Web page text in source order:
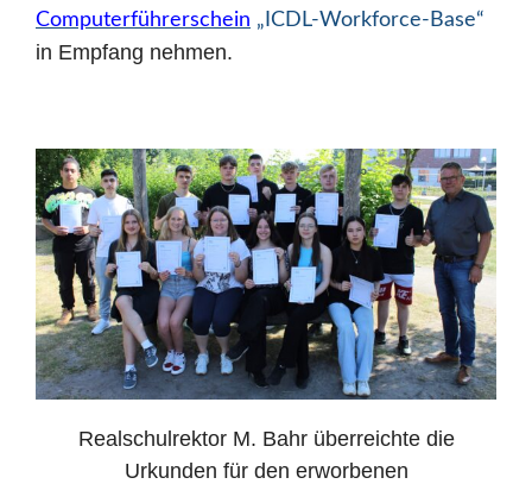
Computerführerschein „ICDL-Workforce-Base“
in Empfang nehmen.
Realschulrektor M. Bahr überreichte die
Urkunden für den erworbenen